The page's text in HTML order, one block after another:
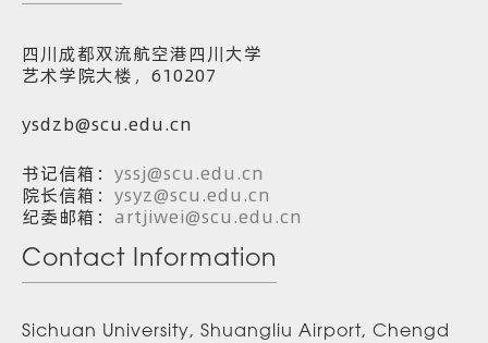
四川成都双流航空港四川大学
艺术学院大楼，610207
ysdzb@scu.edu.cn
书记信箱： yssj@scu.edu.cn
院长信箱： ysyz@scu.edu.cn
纪委邮箱： artjiwei@scu.edu.cn
Contact Information
Sichuan University, Shuangliu Airport, Chengd